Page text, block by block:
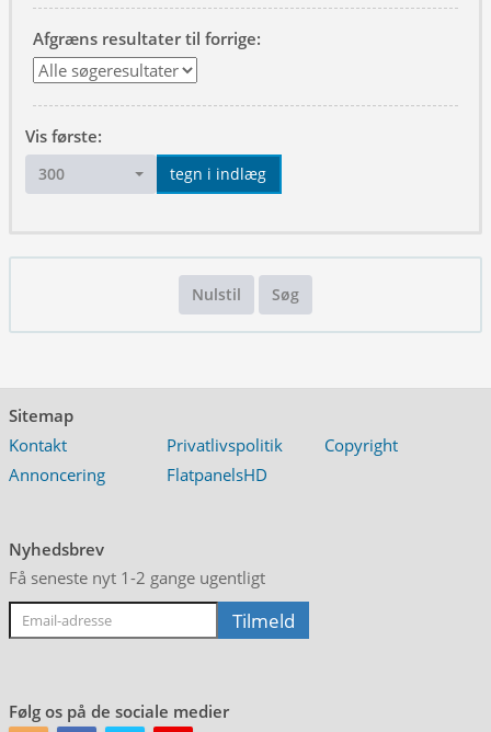
Afgræns resultater til forrige:
Vis første:
300 tegn i indlæg
Nulstil Søg
Sitemap
Kontakt
Privatlivspolitik
Copyright
Annoncering
FlatpanelsHD
Nyhedsbrev
Få seneste nyt 1-2 gange ugentligt
Følg os på de sociale medier